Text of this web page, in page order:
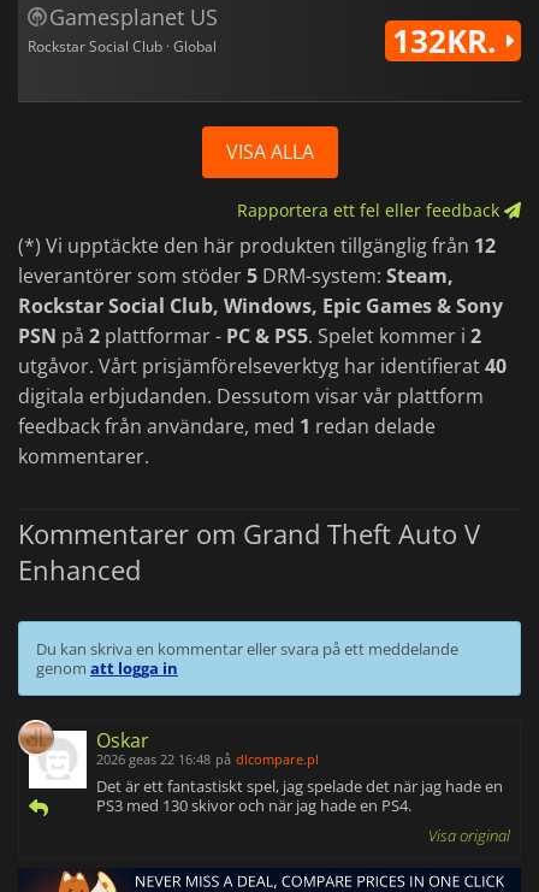
Gamesplanet US
Rockstar Social Club · Global 132KR.
VISA ALLA
Rapportera ett fel eller feedback
(*) Vi upptäckte den här produkten tillgänglig från 12
leverantörer som stöder5 DRM-system: Steam,
Rockstar Social Club, Windows, Epic Games & Sony
PSN på 2 plattformar - PC & PS5. Spelet kommer i 2
utgåvor. Vårt prisjämförelseverktyg har identifierat40
digitala erbjudanden. Dessutom visar vår plattform
feedback från användare, med 1 redan delade
kommentarer.
Kommentarer om Grand Theft Auto V
Enhanced
Du kan skriva en kommentar eller svara på ett meddelande
genom att logga in
Oskar
2026 geas 22 16:48 på dlcompare.pl
Det är ett fantastiskt spel, jag spelade det när jag hade en
PS3 med 130 skivor och när jag hade en PS4.
Visa original